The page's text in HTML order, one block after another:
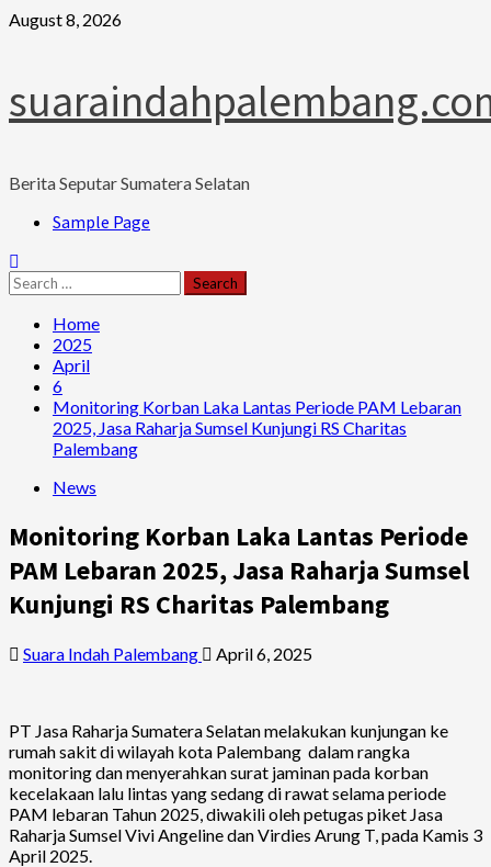
Skip
August 8, 2026
Berita Seputar Sumatera Selatan
PrimarySample Page
Search
for:
Home
2025
April
6
Monitoring Korban Laka Lantas Periode PAM Lebaran
2025, Jasa Raharja Sumsel Kunjungi RS Charitas
Palembang
News
Monitoring Korban Laka Lantas Periode
PAM Lebaran 2025, Jasa Raharja Sumsel
Kunjungi RS Charitas Palembang
Suara Indah Palembang April 6, 2025
PT Jasa Raharja Sumatera Selatan melakukan kunjungan ke
rumah sakit di wilayah kota Palembang dalam rangka
monitoring dan menyerahkan surat jaminan pada korban
kecelakaan lalu lintas yang sedang di rawat selama periode
PAM lebaran Tahun 2025, diwakili oleh petugas piket Jasa
Raharja Sumsel Vivi Angeline dan Virdies Arung T, pada Kamis 3
April 2025.